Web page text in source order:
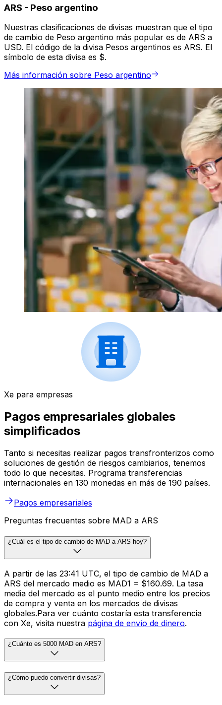
ARS - Peso argentino
Nuestras clasificaciones de divisas muestran que el tipo
de cambio de Peso argentino más popular es de ARS a
USD. El código de la divisa Pesos argentinos es ARS. El
símbolo de esta divisa es $.
Más información sobre Peso argentino
Xe para empresas
Pagos empresariales globales
simplificados
Tanto si necesitas realizar pagos transfronterizos como
soluciones de gestión de riesgos cambiarios, tenemos
todo lo que necesitas. Programa transferencias
internacionales en 130 monedas en más de 190 países.
Pagos empresariales
Preguntas frecuentes sobre MAD a ARS
¿Cuál es el tipo de cambio de MAD a ARS hoy?
A partir de las 23:41 UTC, el tipo de cambio de MAD a
ARS del mercado medio es MAD1 = $160.69. La tasa
media del mercado es el punto medio entre los precios
de compra y venta en los mercados de divisas
globales.Para ver cuánto costaría esta transferencia
con Xe, visita nuestra página de envío de dinero.
¿Cuánto es 5000 MAD en ARS?
¿Cómo puedo convertir divisas?